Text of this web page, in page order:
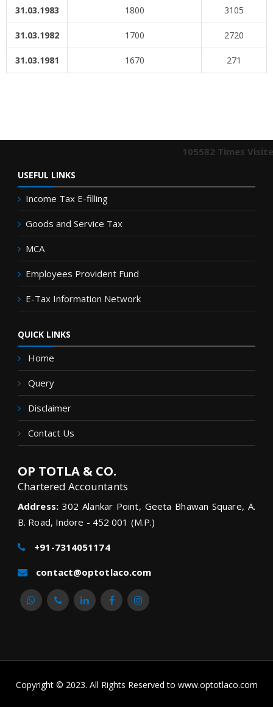
31.03.1983 1800 3105
31.03.1982 1700 2720
31.03.1981 1670 271
105582 Times
USEFUL LINKS
Income Tax E-filling
Goods and Service Tax
MCA
Employees Provident Fund
E-Tax Information Network
QUICK LINKS
Home
Query
Disclaimer
Contact Us
OP TOTLA & CO.
Chartered Accountants
Address:302 Alankar Point, Geeta Bhawan Square, A.
B. Road, Indore - 452 001 (M.P.)
+91-7314051174
contact@optotlaco.com
Copyright © 2023. All Rights Reserved to www.optotlaco.com